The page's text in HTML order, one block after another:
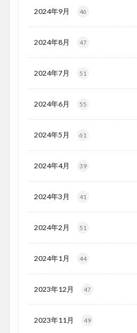
2024年9月 46
2024年8月 47
2024年7月 51
2024年6月 55
2024年5月 61
2024年4月 39
2024年3月 41
2024年2月 51
2024年1月 44
2023年12月 47
2023年11月 49